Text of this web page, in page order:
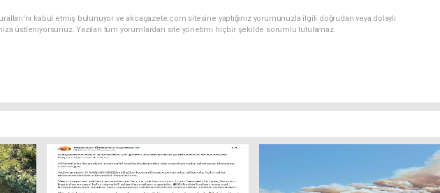
kabul etmiş bulunuyor ve akcagazete.com sitesine yaptığınız yorumunuzla ilgili doğrudan veya dolaylı
üstleniyorsunuz. Yazılan tüm yorumlardan site yönetimi hiçbir şekilde sorumlu tutulamaz.